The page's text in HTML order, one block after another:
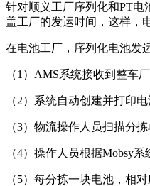
针对顺义工厂序列化和PT
盖工厂的发运时间，这样，
在电池工厂，序列化电池发
（1）AMS系统接收到整车
（2）系统自动创建并打印
（3）物流操作人员扫描分
（4）操作人员根据Mobsy
（5）每分拣一块电池，相